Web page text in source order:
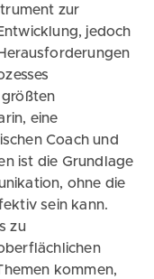
zur
jedoch
größten
eine
Coach und
ist die Grundlage
ohne die
sein kann.
zu
kommen,